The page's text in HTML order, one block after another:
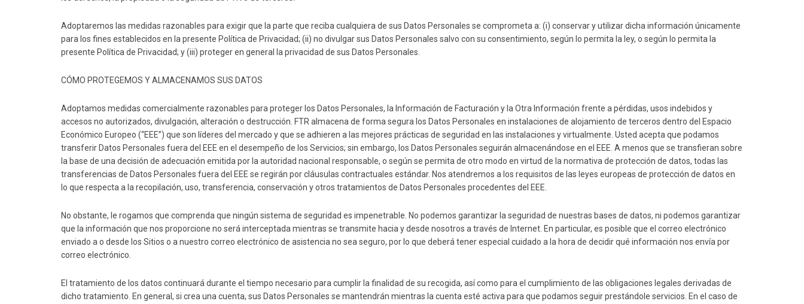
Adoptaremos las medidas razonables para exigir que la parte que reciba cualquiera de sus Datos Personales se comprometa a: (i) conservar y utilizar dicha información únicamente
para los fines establecidos en la presente Política de Privacidad; (ii) no divulgar sus Datos Personales salvo con su consentimiento, según lo permita la ley, o según lo permita la
presente Política de Privacidad; y (iii) proteger en general la privacidad de sus Datos Personales.
CÓMO PROTEGEMOS Y ALMACENAMOS SUS DATOS
Adoptamos medidas comercialmente razonables para proteger los Datos Personales, la Información de Facturación y la Otra Información frente a pérdidas, usos indebidos y
accesos no autorizados, divulgación, alteración o destrucción. FTR almacena de forma segura los Datos Personales en instalaciones de alojamiento de terceros dentro del Espacio
Económico Europeo (“EEE”) que son líderes del mercado y que se adhieren a las mejores prácticas de seguridad en las instalaciones y virtualmente. Usted acepta que podamos
transferir Datos Personales fuera del EEE en el desempeño de los Servicios; sin embargo, los Datos Personales seguirán almacenándose en el EEE. A menos que se transfieran sobre
la base de una decisión de adecuación emitida por la autoridad nacional responsable, o según se permita de otro modo en virtud de la normativa de protección de datos, todas las
transferencias de Datos Personales fuera del EEE se regirán por cláusulas contractuales estándar. Nos atendremos a los requisitos de las leyes europeas de protección de datos en
lo que respecta a la recopilación, uso, transferencia, conservación y otros tratamientos de Datos Personales procedentes del EEE.
No obstante, le rogamos que comprenda que ningún sistema de seguridad es impenetrable. No podemos garantizar la seguridad de nuestras bases de datos, ni podemos garantizar
que la información que nos proporcione no será interceptada mientras se transmite hacia y desde nosotros a través de Internet. En particular, es posible que el correo electrónico
enviado a o desde los Sitios o a nuestro correo electrónico de asistencia no sea seguro, por lo que deberá tener especial cuidado a la hora de decidir qué información nos envía por
correo electrónico.
El tratamiento de los datos continuará durante el tiempo necesario para cumplir la finalidad de su recogida, así como para el cumplimiento de las obligaciones legales derivadas de
dicho tratamiento. En general, si crea una cuenta, sus Datos Personales se mantendrán mientras la cuenta esté activa para que podamos seguir prestándole servicios. En el caso de